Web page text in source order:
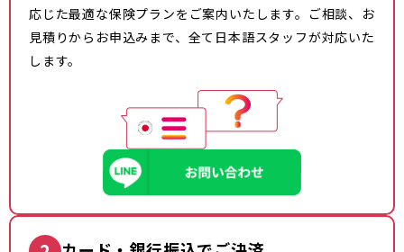
応じた最適な保険プランをご案内いたします。ご相談、お
見積りからお申込みまで、全て日本語スタッフが対応いた
します。